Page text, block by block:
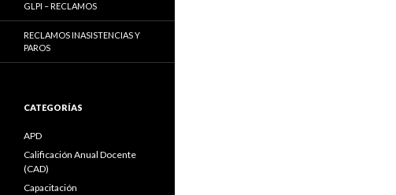
GLPI – RECLAMOS
RECLAMOS INASISTENCIAS Y
PAROS
CATEGORÍAS
APD
Calificación Anual Docente
(CAD)
Capacitación